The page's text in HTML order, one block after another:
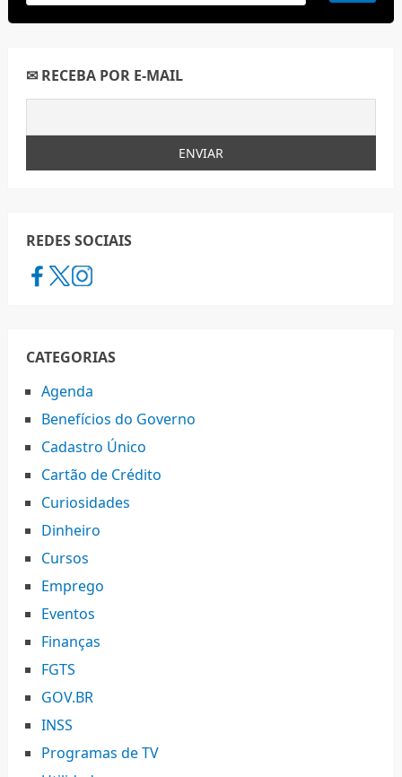
✉ RECEBA POR E-MAIL
REDES SOCIAIS
CATEGORIAS
Agenda
Benefícios do Governo
Cadastro Único
Cartão de Crédito
Curiosidades
Dinheiro
Cursos
Emprego
Eventos
Finanças
FGTS
GOV.BR
INSS
Programas de TV